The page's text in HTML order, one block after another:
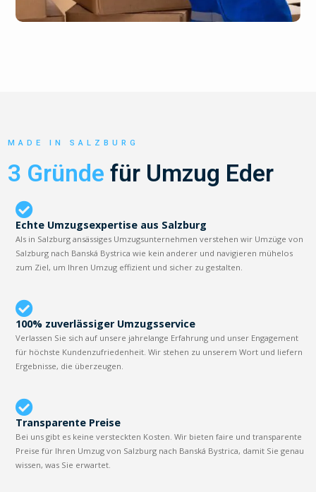
MADE IN SALZBURG
3 Gründe für Umzug Eder
Echte Umzugsexpertise aus Salzburg
Als in Salzburg ansässiges Umzugsunternehmen verstehen wir Umzüge von
Salzburg nach Banská Bystrica wie kein anderer und navigieren mühelos
zum Ziel, um Ihren Umzug effizient und sicher zu gestalten.
100% zuverlässiger Umzugsservice
Verlassen Sie sich auf unsere jahrelange Erfahrung und unser Engagement
für höchste Kundenzufriedenheit. Wir stehen zu unserem Wort und liefern
Ergebnisse, die überzeugen.
Transparente Preise
Bei uns gibt es keine versteckten Kosten. Wir bieten faire und transparente
Preise für Ihren Umzug von Salzburg nach Banská Bystrica, damit Sie genau
wissen, was Sie erwartet.